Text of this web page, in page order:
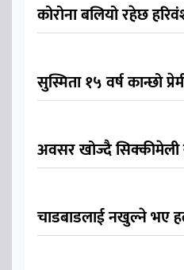
कोरोना बलियो रहेछ
सुस्मिता १५ वर्ष कान्छो
अवसर खोज्दै सिक्कीमेली
चाडबाडलाई नखुल्ने भए